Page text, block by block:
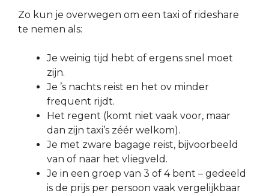
Zo kun je overwegen om een taxi of rideshare
te nemen als:
Je weinig tijd hebt of ergens snel moet
zijn.
Je ’s nachts reist en het ov minder
frequent rijdt.
Het regent (komt niet vaak voor, maar
dan zijn taxi’s zéér welkom).
Je met zware bagage reist, bijvoorbeeld
van of naar het vliegveld.
Je in een groep van 3 of 4 bent – gedeeld
is de prijs per persoon vaak vergelijkbaar